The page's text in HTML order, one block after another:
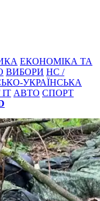
ЕКОНОМІКА ТА
ВИБОРИ НС /
УКРАЇНСЬКА
АВТО СПОРТ